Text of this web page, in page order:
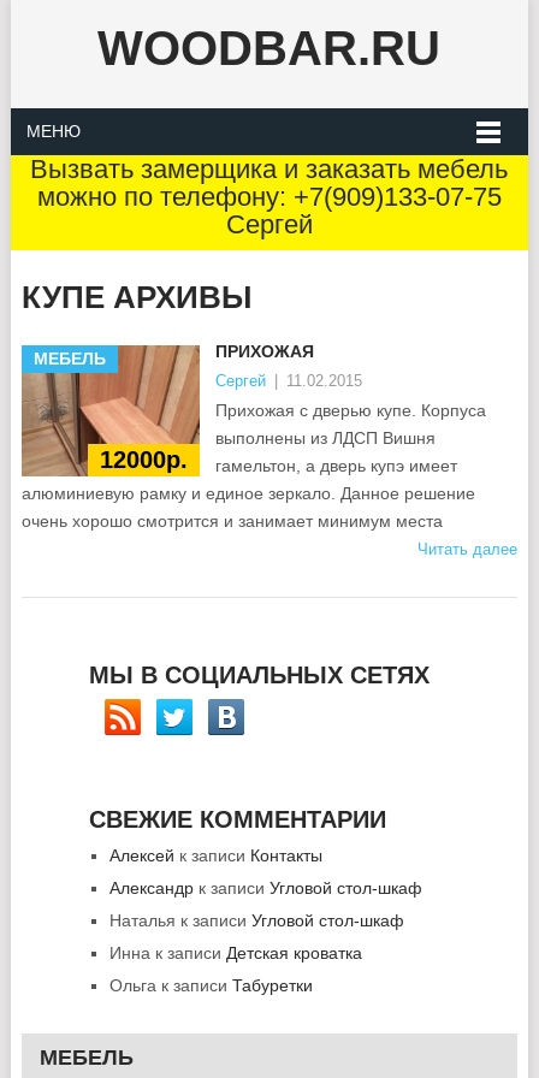
WOODBAR.RU
МЕНЮ
Вызвать замерщика и заказать мебель
можно по телефону: +7(909)133-07-75
Сергей
КУПЕ АРХИВЫ
МЕБЕЛЬ
12000р.
ПРИХОЖАЯ
Сергей 11.02.2015
Прихожая с дверью купе. Корпуса
выполнены из ЛДСП Вишня
гамельтон, а дверь купэ имеет
алюминиевую рамку и единое зеркало. Данное решение
очень хорошо смотрится и занимает минимум места
Читать далее
МЫ В СОЦИАЛЬНЫХ СЕТЯХ
СВЕЖИЕ КОММЕНТАРИИ
Алексей к записи Контакты
Александрк записи Угловой стол-шкаф
Наталья к записи Угловой стол-шкаф
Инна к записи Детская кроватка
Ольга к записи Табуретки
МЕБЕЛЬ